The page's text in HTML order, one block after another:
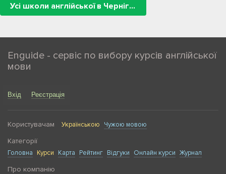
Усі школи англійської в Чернігові
Enguide - сервіс по вибору курсів англійської
мови
Вхід Реєстрація
Користувачам Українською Чужою мовою
Категорії
Головна Курси Карта Рейтинг Відгуки Онлайн курси Журнал
Про компанію